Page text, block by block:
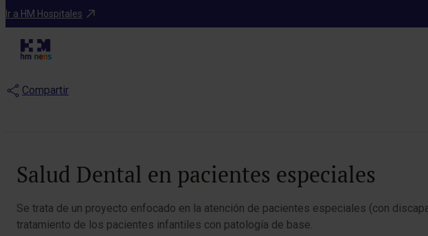
Ir a HM Hospitales
Blog
Salud Dental en
Compartir
Salud Dental en pacientes especiales
Se trata de un proyecto enfocado en la atención de pacientes especiales (con
tratamiento de los pacientes infantiles con patología de base.